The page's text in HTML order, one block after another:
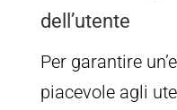
dell’utente
Per garantire
piacevole agli